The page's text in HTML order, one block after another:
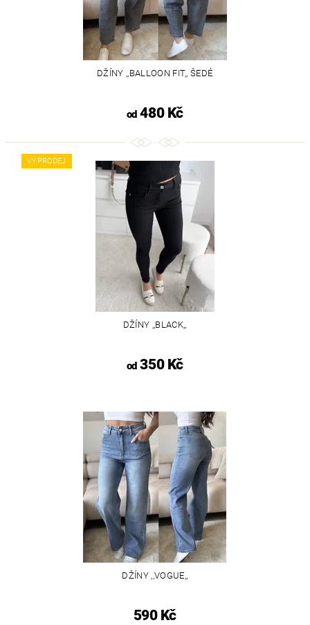
DŽÍNY ,,BALLOON FIT,, ŠEDÉ
od480 Kč
VÝPRODEJ
DŽÍNY ,,BLACK,,
od350 Kč
DŽÍNY ,,VOGUE,,
590 Kč